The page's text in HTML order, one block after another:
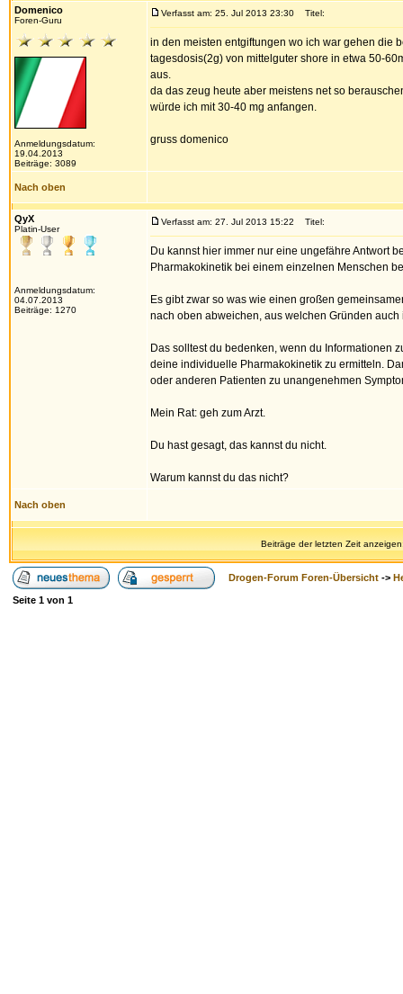
Domenico
Foren-Guru
Anmeldungsdatum:
19.04.2013
Beiträge: 3089
Verfasst am: 25. Jul 2013 23:30 Titel:
in den meisten entgiftungen wo ich war gehen die
tagesdosis(2g) von mittelguter shore in etwa 50-
aus.
da das zeug heute aber meistens net so
würde ich mit 30-40 mg anfangen.
gruss domenico
Nach oben
QyX
Platin-User
Anmeldungsdatum:
04.07.2013
Beiträge: 1270
Verfasst am: 27. Jul 2013 15:22 Titel:
Du kannst hier immer nur eine ungefähre Antwort
Pharmakokinetik bei einem einzelnen Menschen
Es gibt zwar so was wie einen großen
nach oben abweichen, aus welchen Gründen auch
Das solltest du bedenken, wenn du Informationen
deine individuelle Pharmakokinetik zu ermitteln.
oder anderen Patienten zu unangenehmen
Mein Rat: geh zum Arzt.
Du hast gesagt, das kannst du nicht.
Warum kannst du das nicht?
Nach oben
Beiträge der letzten Zeit
Drogen-Forum Foren-Übersicht ->
Seite 1 von 1